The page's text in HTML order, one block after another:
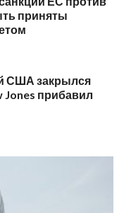
приняты
США закрылся
Jones прибавил